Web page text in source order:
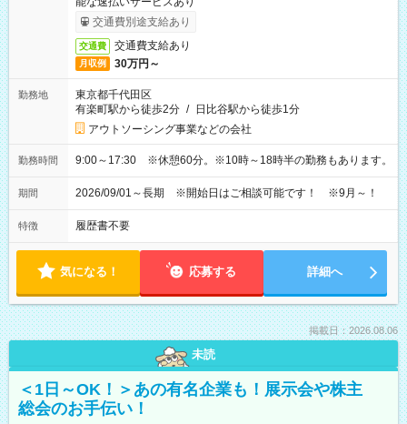
交通費別途支給あり
交通費 交通費支給あり
月収例 30万円～
勤務地
東京都千代田区
有楽町駅から徒歩2分 / 日比谷駅から徒歩1分
アウトソーシング事業などの会社
勤務時間 9:00～17:30 ※休憩60分。※10時～18時半の勤務もあります。
期間 2026/09/01～長期 ※開始日はご相談可能です！ ※9月～！
特徴 履歴書不要
気になる！ 応募する 詳細へ
掲載日：2026.08.06
未読
＜1日～OK！＞あの有名企業も！展示会や株主
総会のお手伝い！